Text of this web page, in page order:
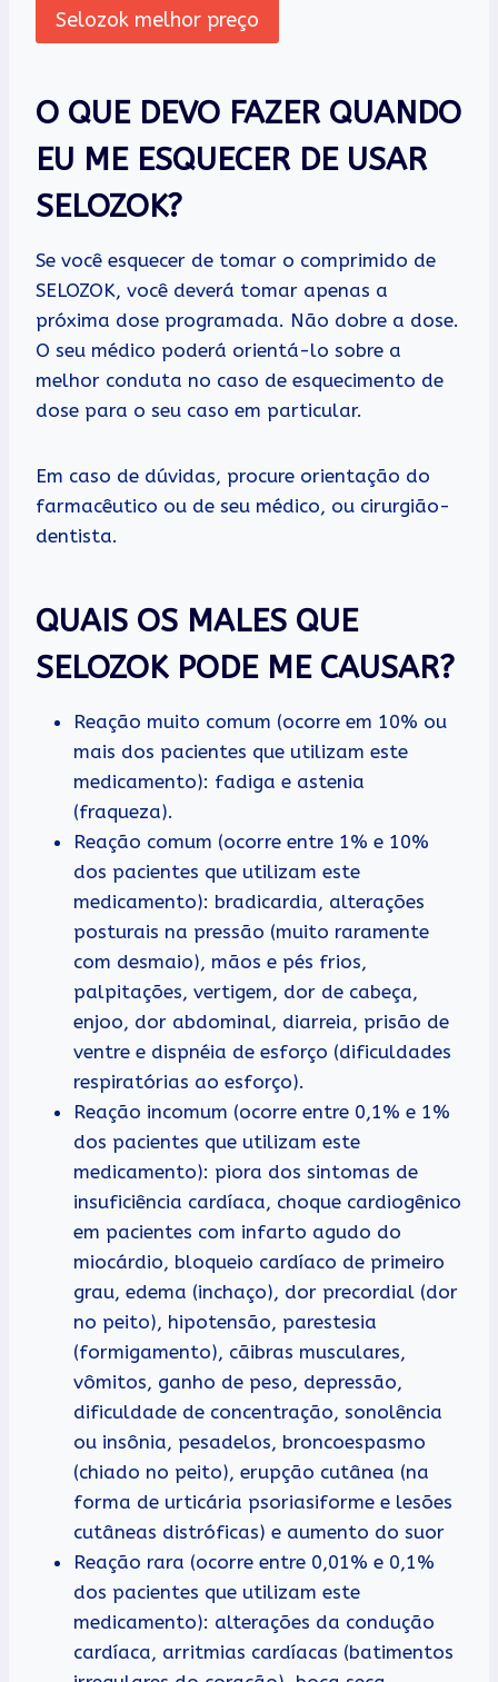
Selozok melhor preço
O QUE DEVO FAZER QUANDO
EU ME ESQUECER DE USAR
SELOZOK?
Se você esquecer de tomar o comprimido de
SELOZOK, você deverá tomar apenas a
próxima dose programada. Não dobre a dose.
O seu médico poderá orientá-lo sobre a
melhor conduta no caso de esquecimento de
dose para o seu caso em particular.
Em caso de dúvidas, procure orientação do
farmacêutico ou de seu médico, ou cirurgião-
dentista.
QUAIS OS MALES QUE
SELOZOK PODE ME CAUSAR?
Reação muito comum (ocorre em 10% ou
mais dos pacientes que utilizam este
medicamento): fadiga e astenia
(fraqueza).
Reação comum (ocorre entre 1% e 10%
dos pacientes que utilizam este
medicamento): bradicardia, alterações
posturais na pressão (muito raramente
com desmaio), mãos e pés frios,
palpitações, vertigem, dor de cabeça,
enjoo, dor abdominal, diarreia, prisão de
ventre e dispnéia de esforço (dificuldades
respiratórias ao esforço).
Reação incomum (ocorre entre 0,1% e 1%
dos pacientes que utilizam este
medicamento): piora dos sintomas de
insuficiência cardíaca, choque cardiogênico
em pacientes com infarto agudo do
miocárdio, bloqueio cardíaco de primeiro
grau, edema (inchaço), dor precordial (dor
no peito), hipotensão, parestesia
(formigamento), cãibras musculares,
vômitos, ganho de peso, depressão,
dificuldade de concentração, sonolência
ou insônia, pesadelos, broncoespasmo
(chiado no peito), erupção cutânea (na
forma de urticária psoriasiforme e lesões
cutâneas distróficas) e aumento do suor
Reação rara (ocorre entre 0,01% e 0,1%
dos pacientes que utilizam este
medicamento): alterações da condução
cardíaca, arritmias cardíacas (batimentos